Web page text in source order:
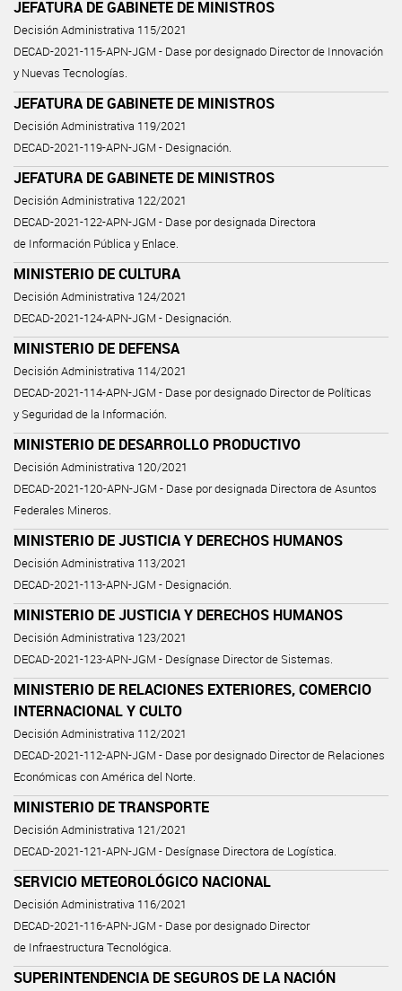
JEFATURA DE GABINETE DE MINISTROS
Decisión Administrativa 115/2021
DECAD-2021-115-APN-JGM - Dase por designado Director de Innovación
y Nuevas Tecnologías.
JEFATURA DE GABINETE DE MINISTROS
Decisión Administrativa 119/2021
DECAD-2021-119-APN-JGM - Designación.
JEFATURA DE GABINETE DE MINISTROS
Decisión Administrativa 122/2021
DECAD-2021-122-APN-JGM - Dase por designada Directora
de Información Pública y Enlace.
MINISTERIO DE CULTURA
Decisión Administrativa 124/2021
DECAD-2021-124-APN-JGM - Designación.
MINISTERIO DE DEFENSA
Decisión Administrativa 114/2021
DECAD-2021-114-APN-JGM - Dase por designado Director de Políticas
y Seguridad de la Información.
MINISTERIO DE DESARROLLO PRODUCTIVO
Decisión Administrativa 120/2021
DECAD-2021-120-APN-JGM - Dase por designada Directora de Asuntos
Federales Mineros.
MINISTERIO DE JUSTICIA Y DERECHOS HUMANOS
Decisión Administrativa 113/2021
DECAD-2021-113-APN-JGM - Designación.
MINISTERIO DE JUSTICIA Y DERECHOS HUMANOS
Decisión Administrativa 123/2021
DECAD-2021-123-APN-JGM - Desígnase Director de Sistemas.
MINISTERIO DE RELACIONES EXTERIORES, COMERCIO
INTERNACIONAL Y CULTO
Decisión Administrativa 112/2021
DECAD-2021-112-APN-JGM - Dase por designado Director de Relaciones
Económicas con América del Norte.
MINISTERIO DE TRANSPORTE
Decisión Administrativa 121/2021
DECAD-2021-121-APN-JGM - Desígnase Directora de Logística.
SERVICIO METEOROLÓGICO NACIONAL
Decisión Administrativa 116/2021
DECAD-2021-116-APN-JGM - Dase por designado Director
de Infraestructura Tecnológica.
SUPERINTENDENCIA DE SEGUROS DE LA NACIÓN